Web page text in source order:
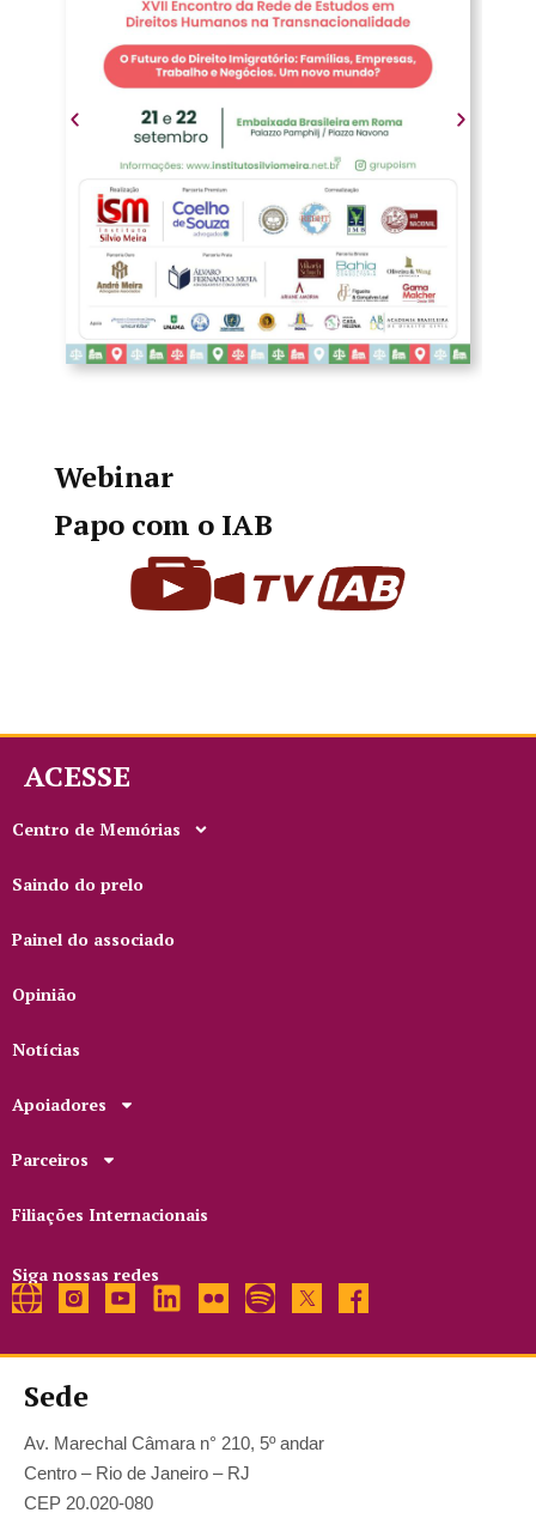
Webinar
Papo com o IAB
ACESSE
Centro de Memórias
Saindo do prelo
Painel do associado
Opinião
Notícias
Apoiadores
Parceiros
Filiações Internacionais
Siga nossas redes
Sede
Av. Marechal Câmara n° 210, 5º andar
Centro – Rio de Janeiro – RJ
CEP 20.020-080